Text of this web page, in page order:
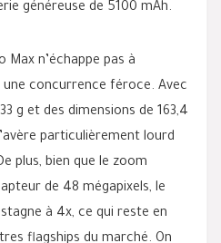
généreuse de 5100 mAh.
Max n’échappe pas à
concurrence féroce. Avec
g et des dimensions de 163,4
particulièrement lourd
plus, bien que le zoom
de 48 mégapixels, le
à 4x, ce qui reste en
flagships du marché. On